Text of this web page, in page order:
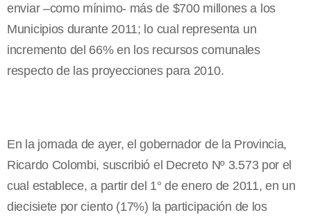
enviar –como mínimo- más de $700 millones a los
Municipios durante 2011; lo cual representa un
incremento del 66% en los recursos comunales
respecto de las proyecciones para 2010.
En la jornada de ayer, el gobernador de la Provincia,
Ricardo Colombi, suscribió el Decreto Nº 3.573 por el
cual establece, a partir del 1° de enero de 2011, en un
diecisiete por ciento (17%) la participación de los